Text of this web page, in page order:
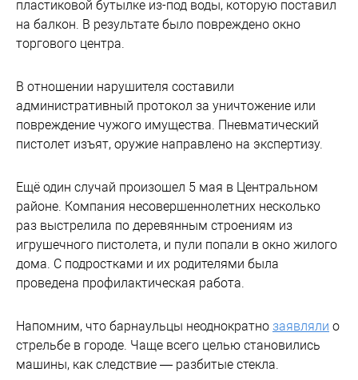
пластиковой бутылке из-под воды, которую поставил
на балкон. В результате было повреждено окно
торгового центра.
В отношении нарушителя составили
административный протокол за уничтожение или
повреждение чужого имущества. Пневматический
пистолет изъят, оружие направлено на экспертизу.
Ещё один случай произошел 5 мая в Центральном
районе. Компания несовершеннолетних несколько
раз выстрелила по деревянным строениям из
игрушечного пистолета, и пули попали в окно жилого
дома. С подростками и их родителями была
проведена профилактическая работа.
Напомним, что барнаульцы неоднократно заявляли о
стрельбе в городе. Чаще всего целью становились
машины, как следствие — разбитые стекла.